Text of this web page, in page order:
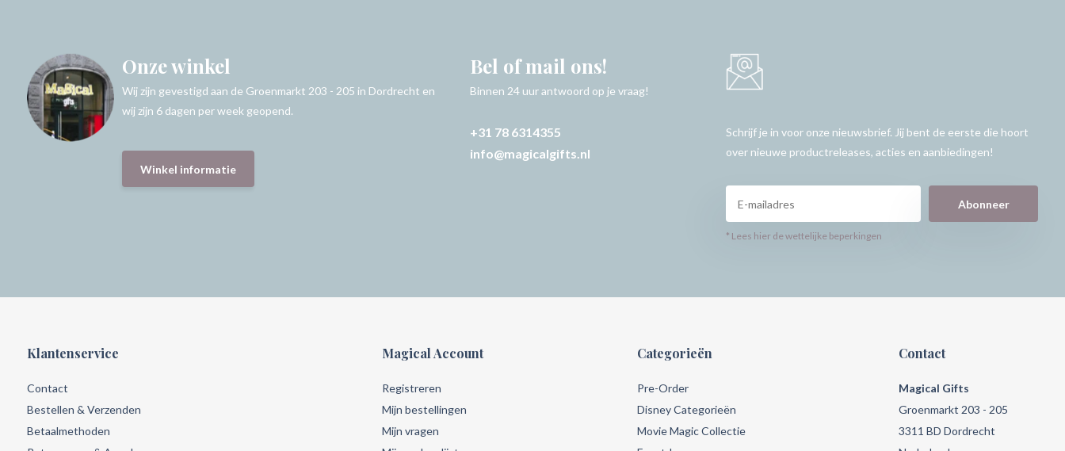
Onze winkel
Wij zijn gevestigd aan de Groenmarkt 203 - 205 in Dordrecht en
wij zijn 6 dagen per week geopend.
Winkel informatie
Bel of mail ons!
Binnen 24 uur antwoord op je vraag!
+31 78 6314355
info@magicalgifts.nl
Schrijf je in voor onze nieuwsbrief. Jij bent de eerste die hoort
over nieuwe productreleases, acties en aanbiedingen!
Abonneer
* Lees hier de wettelijke beperkingen
Klantenservice
Contact
Bestellen & Verzenden
Betaalmethoden
Magical Account
Registreren
Mijn bestellingen
Mijn vragen
Categorieën
Pre-Order
Disney Categorieën
Movie Magic Collectie
Contact
Magical Gifts
Groenmarkt 203 - 205
3311 BD Dordrecht